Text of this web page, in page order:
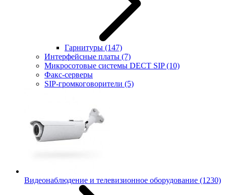
Гарнитуры (147)
Интерфейсные платы (7)
Микросотовые системы DECT SIP(10)
Факс-серверы
SIP-громкоговорители (5)
Видеонаблюдение и телевизионное оборудование (1230)